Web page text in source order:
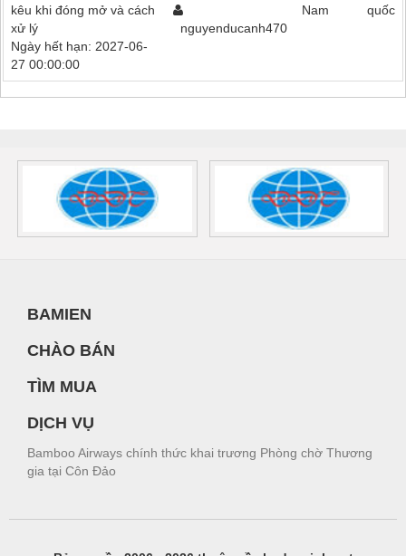
kêu khi đóng mở và cách
xử lý
Ngày hết hạn: 2027-06-
27 00:00:00
nguyenducanh470
Nam
quốc
BAMIEN
CHÀO BÁN
TÌM MUA
DỊCH VỤ
Bamboo Airways chính thức khai trương Phòng chờ Thương
gia tại Côn Đảo